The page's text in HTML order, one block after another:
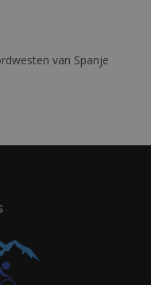
van Spanje